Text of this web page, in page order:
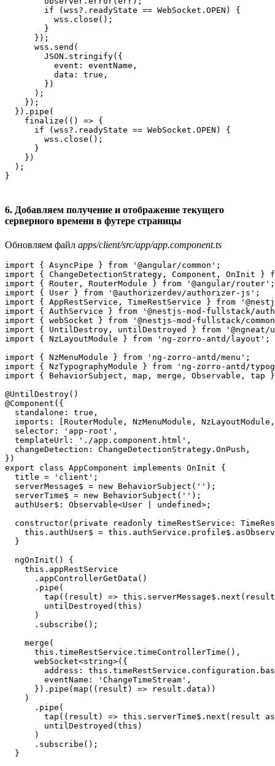
        if (wss?.readyState == WebSocket.OPEN) {
          wss.close();
        }
      });
      wss.send(
        JSON.stringify({
          event: eventName,
          data: true,
        })
      );
    });
  }).pipe(
    finalize(() => {
      if (wss?.readyState == WebSocket.OPEN) {
        wss.close();
      }
    })
  );
6. Добавляем получение и отображение текущего
серверного времени в футере страницы
Обновляем файл apps/client/src/app/app.component.ts
import { AsyncPipe } from '@angular/common';
import { ChangeDetectionStrategy, Component, OnInit }
import { Router, RouterModule } from '@angular/router';
import { User } from '@authorizerdev/authorizer-js';
import { AppRestService, TimeRestService } from
import { AuthService } from '@nestjs-mod-fullstack/
import { webSocket } from '@nestjs-mod-fullstack/
import { UntilDestroy, untilDestroyed } from
import { NzLayoutModule } from 'ng-zorro-antd/layout';
import { NzMenuModule } from 'ng-zorro-antd/menu';
import { NzTypographyModule } from 'ng-zorro-antd/
import { BehaviorSubject, map, merge, Observable,
@UntilDestroy()
@Component({
  standalone: true,
imports: [RouterModule, NzMenuModule,
  selector: 'app-root',
  templateUrl: './app.component.html',
  changeDetection: ChangeDetectionStrategy.OnPush,
})
export class AppComponent implements OnInit {
  title = 'client';
  serverMessage$ = new BehaviorSubject('');
  serverTime$ = new BehaviorSubject('');
  authUser$: Observable<User | undefined>;
constructor(private readonly timeRestService:
this.authUser$ =
  }
  ngOnInit() {
    this.appRestService
      .appControllerGetData()
      .pipe(
tap((result) =>
        untilDestroyed(this)
      )
      .subscribe();
    merge(
      this.timeRestService.timeControllerTime(),
      webSocket<string>({
address:
        eventName: 'ChangeTimeStream',
      }).pipe(map((result) => result.data))
    )
      .pipe(
tap((result) => this.serverTime$.next(result
        untilDestroyed(this)
      )
      .subscribe();
  }